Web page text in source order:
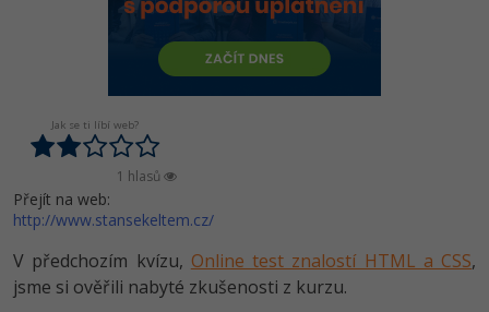
HTML5, CSS3, Bootstrap, SEO
SQL a databáze
Testování a verzování
UML a návrhové vzory
Spring
JavaScript
Python
HTML / CSS
UML a návrhové vzory
MySQL/MariaDB
Vývojář mobilních aplikací
Specialista na AI a bigdata
C# Game developer
Webdesigner
Tester
Systémový administrátor
Python -80%
JavaScript -80%
PHP
C++ -80%
Swift -80%
Kotlin -80%
Digitální gramotnost
Marketing -30%
WordPress
SEO -30%
UX
Business
-80%
Adobe Illustrator -80%
Adobe Lightroom
Adobe XD
Adobe InDesign
Adobe After Effects
Jak se ti líbí web?
1 hlasů
Přejít na web:
http://www.stansekeltem.cz/
V předchozím kvízu, Online test znalostí HTML a CSS,
jsme si ověřili nabyté zkušenosti z kurzu.